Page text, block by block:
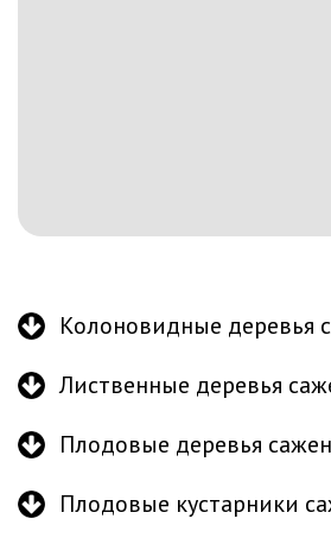
Колоновидные деревья
Лиственные деревья
Плодовые деревья
Плодовые кустарники